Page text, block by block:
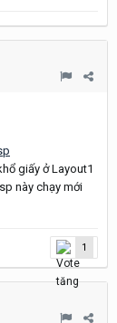
giấy ở Layout1
này chạy mới
1